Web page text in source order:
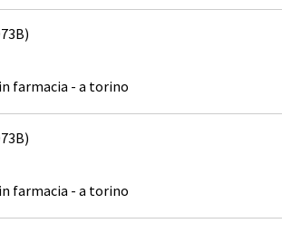
farmacia - a torino
farmacia - a torino